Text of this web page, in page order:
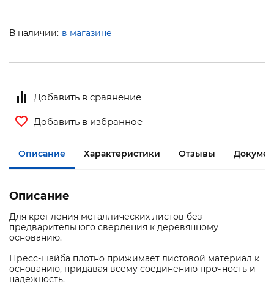
В наличии: в магазине
Добавить в сравнение
Добавить в избранное
Описание Характеристики Отзывы
Описание
Для крепления металлических листов без
предварительного сверления к деревянному
основанию.
Пресс-шайба плотно прижимает листовой материал к
основанию, придавая всему соединению прочность и
надежность.